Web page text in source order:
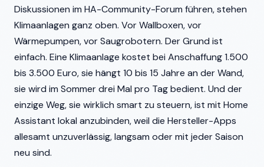
Diskussionen im HA-Community-Forum führen, stehen
Klimaanlagen ganz oben. Vor Wallboxen, vor
Wärmepumpen, vor Saugrobotern. Der Grund ist
einfach. Eine Klimaanlage kostet bei Anschaffung 1.500
bis 3.500 Euro, sie hängt 10 bis 15 Jahre an der Wand,
sie wird im Sommer drei Mal pro Tag bedient. Und der
einzige Weg, sie wirklich smart zu steuern, ist mit Home
Assistant lokal anzubinden, weil die Hersteller-Apps
allesamt unzuverlässig, langsam oder mit jeder Saison
neu sind.